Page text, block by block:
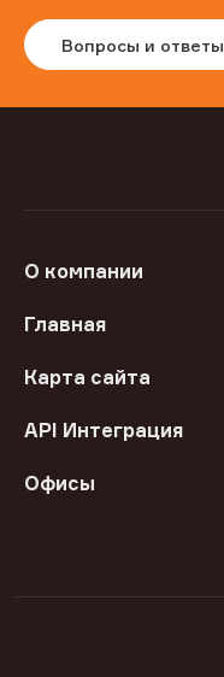
Вопросы и ответы
О компании
Главная
Карта сайта
API Интеграция
Офисы